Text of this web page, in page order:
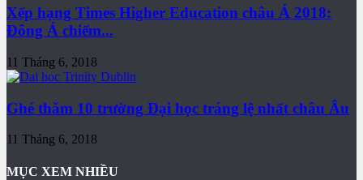
Xếp hạng Times Higher Education châu Á 2018:
Đông Á chiếm...
11 Tháng 6, 2018
Ghé thăm 10 trường Đại học tráng lệ nhất châu Âu
11 Tháng 6, 2018
MỤC XEM NHIỀU